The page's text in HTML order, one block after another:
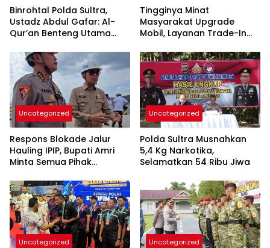
Binrohtal Polda Sultra,
Ustadz Abdul Gafar: Al-
Qur’an Benteng Utama
Penyimpangan Sosial
Tingginya Minat
Masyarakat Upgrade
Mobil, Layanan Trade-In
Permintaan
Uncategorized
Respons Blokade Jalur
Hauling IPIP, Bupati Amri
Minta Semua Pihak
Kepastian Hukum
Uncategorized
Polda Sultra Musnahkan
5,4 Kg Narkotika,
Selamatkan 54 Ribu Jiwa
Uncategorized Uncategorized